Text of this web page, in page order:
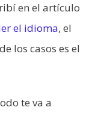
en el artículo
el idioma, el
los casos es el
te va a